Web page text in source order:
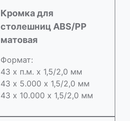
Кромка для
столешниц ABS/РР
матовая
Формат:
43 х п.м. х 1,5/2,0 мм
43 х 5.000 х 1,5/2,0 мм
43 х 10.000 х 1,5/2,0 мм